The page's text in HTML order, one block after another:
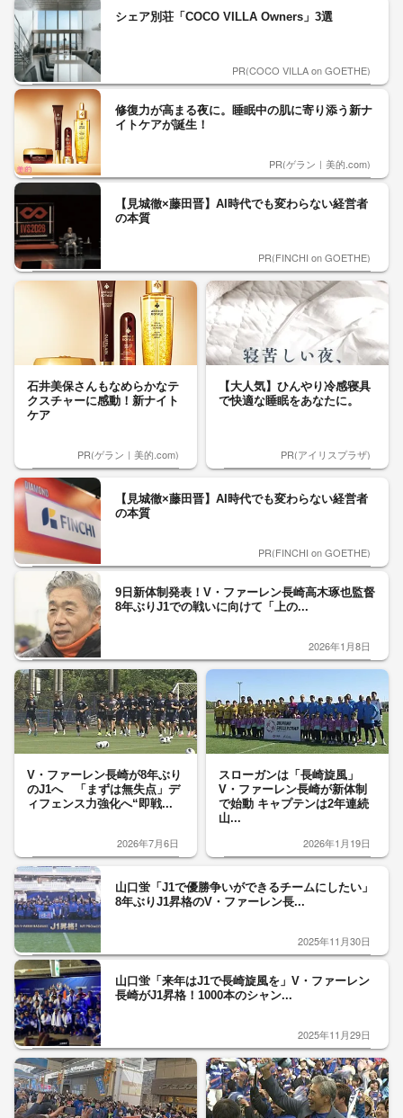
シェア別荘「COCO VILLA Owners」3選
PR(COCO VILLA on GOETHE)
修復力が高まる夜に。睡眠中の肌に寄り添う新ナ
イトケアが誕生！
PR(ゲラン｜美的.com)
【見城徹×藤田晋】AI時代でも変わらない経営者
の本質
PR(FINCHI on GOETHE)
石井美保さんもなめらかなテ
クスチャーに感動！新ナイト
ケア
PR(ゲラン｜美的.com)
【大人気】ひんやり冷感寝具
で快適な睡眠をあなたに。
PR(アイリスプラザ)
【見城徹×藤田晋】AI時代でも変わらない経営者
の本質
PR(FINCHI on GOETHE)
9日新体制発表！V・ファーレン長崎高木琢也監督
8年ぶりJ1での戦いに向けて「上の...
2026年1月8日
V・ファーレン長崎が8年ぶり
のJ1へ 「まずは無失点」デ
ィフェンス力強化へ“即戦...
2026年7月6日
スローガンは「長崎旋風」
V・ファーレン長崎が新体制
で始動 キャプテンは2年連続
山...
2026年1月19日
山口蛍「J1で優勝争いができるチームにしたい」
8年ぶりJ1昇格のV・ファーレン長...
2025年11月30日
山口蛍「来年はJ1で長崎旋風を」V・ファーレン
長崎がJ1昇格！1000本のシャン...
2025年11月29日